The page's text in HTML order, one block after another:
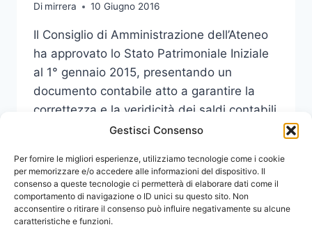
Gestisci Consenso
Per fornire le migliori esperienze, utilizziamo tecnologie come i cookie
per memorizzare e/o accedere alle informazioni del dispositivo. Il
consenso a queste tecnologie ci permetterà di elaborare dati come il
comportamento di navigazione o ID unici su questo sito. Non
acconsentire o ritirare il consenso può influire negativamente su alcune
caratteristiche e funzioni.
Di mirrera 10 Giugno 2016
Il Consiglio di Amministrazione dell’Ateneo
ha approvato lo Stato Patrimoniale Iniziale
al 1° gennaio 2015, presentando un
documento contabile atto a garantire la
correttezza e la veridicità dei saldi contabili
di apertura dell’amministrazione.
LEGGI DI PIÙIL
CDA
APPROVA
IL
PRIMO